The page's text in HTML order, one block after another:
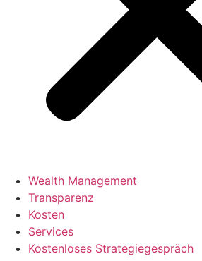
Wealth Management
Transparenz
Kosten
Services
Kostenloses Strategiegespräch